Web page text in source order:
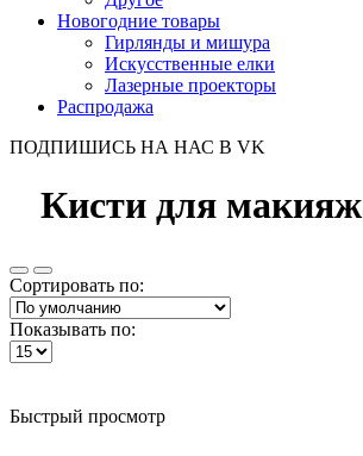
Новогодние товары
Гирлянды и мишура
Искусственные елки
Лазерные проекторы
Распродажа
ПОДПИШИСЬ НА НАС В VK
Кисти для
Сортировать по:
Показывать по:
Быстрый просмотр